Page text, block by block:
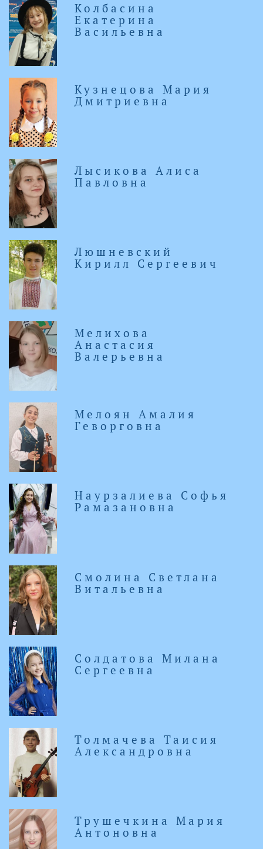
Колбасина
Екатерина
Васильевна
Кузнецова Мария
Дмитриевна
Лысикова Алиса
Павловна
Люшневский
Кирилл Сергеевич
Мелихова
Анастасия
Валерьевна
Мелоян Амалия
Геворговна
Наурзалиева Софья
Рамазановна
Смолина Светлана
Витальевна
Солдатова Милана
Сергеевна
Толмачева Таисия
Александровна
Трушечкина Мария
Антоновна